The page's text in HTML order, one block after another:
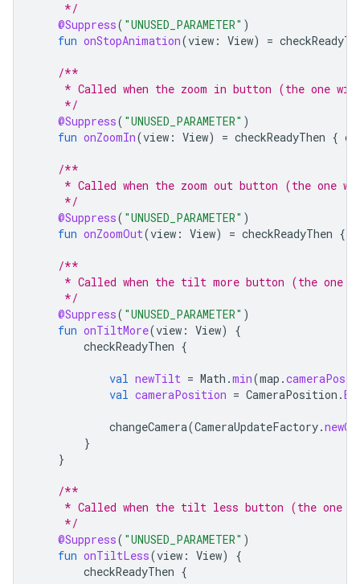
     */
@Suppress( "UNUSED_PARAMETER" )
fun onStopAnimation(view : View) =
/**
* Called when the zoom in button (the one
     */
@Suppress( "UNUSED_PARAMETER" )
fun onZoomIn(view : View) = checkReadyThen {
/**
* Called when the zoom out button (the one
     */
@Suppress( "UNUSED_PARAMETER" )
fun onZoomOut(view : View) = checkReadyThen {
/**
* Called when the tilt more button (the one
     */
@Suppress( "UNUSED_PARAMETER" )
fun onTiltMore(view : View)
{
checkReadyThen {
val newTilt = Math .min(map .
val cameraPosition = CameraPosition .
changeCamera(CameraUpdateFactory.
}
}
/**
* Called when the tilt less button (the one
     */
@Suppress( "UNUSED_PARAMETER" )
fun onTiltLess(view : View)
{
checkReadyThen {